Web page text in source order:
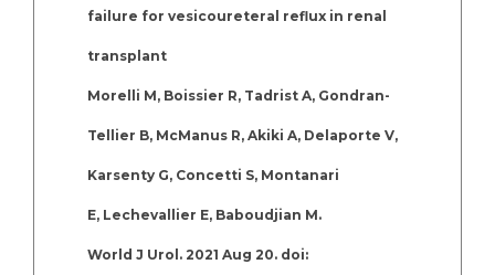
failure for vesicoureteral reflux in renal
transplant
Morelli M, Boissier R, Tadrist A, Gondran-
Tellier B, McManus R, Akiki A, Delaporte V,
Karsenty G, Concetti S, Montanari
E, Lechevallier E, Baboudjian M.
World J Urol. 2021 Aug 20. doi: